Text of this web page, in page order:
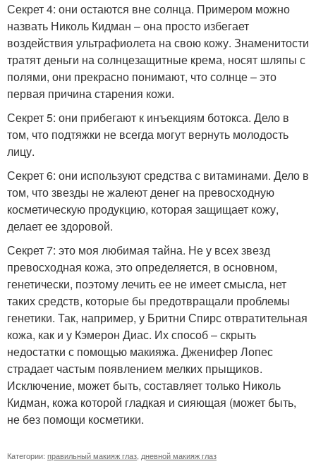
Секрет 4: они остаются вне солнца. Примером можно
назвать Николь Кидман – она просто избегает
воздействия ультрафиолета на свою кожу. Знаменитости
тратят деньги на солнцезащитные крема, носят шляпы с
полями, они прекрасно понимают, что солнце – это
первая причина старения кожи.
Секрет 5: они прибегают к инъекциям ботокса. Дело в
том, что подтяжки не всегда могут вернуть молодость
лицу.
Секрет 6: они используют средства с витаминами. Дело в
том, что звезды не жалеют денег на превосходную
косметическую продукцию, которая защищает кожу,
делает ее здоровой.
Секрет 7: это моя любимая тайна. Не у всех звезд
превосходная кожа, это определяется, в основном,
генетически, поэтому лечить ее не имеет смысла, нет
таких средств, которые бы предотвращали проблемы
генетики. Так, например, у Бритни Спирс отвратительная
кожа, как и у Кэмерон Диас. Их способ – скрыть
недостатки с помощью макияжа. Дженифер Лопес
страдает частым появлением мелких прыщиков.
Исключение, может быть, составляет только Николь
Кидман, кожа которой гладкая и сияющая (может быть,
не без помощи косметики.
Категории: правильный макияж глаз дневной макияж глаз